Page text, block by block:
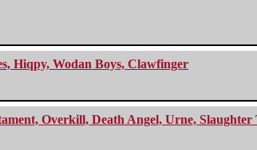
Hiqpy, Wodan Boys, Clawfinger
Overkill, Death Angel, Urne,